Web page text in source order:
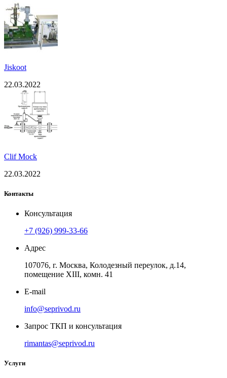
Jiskoot
22.03.2022
Clif Mock
22.03.2022
Контакты
Консультация
+7 (926) 999-33-66
Адрес
107076, г. Москва, Колодезный переулок, д.14,
помещение ХIII, комн. 41
E-mail
info@seprivod.ru
Запрос ТКП и консультация
rimantas@seprivod.ru
Услуги